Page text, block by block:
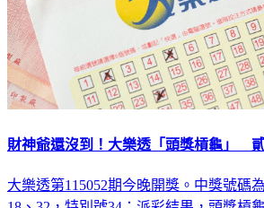
財神爺還沒到！大樂透「頭獎槓龜」
大樂透第115052期今晚開獎。中獎號碼